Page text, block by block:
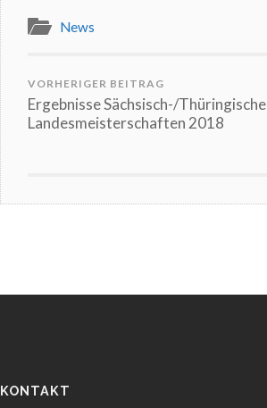
News
VORHERIGER BEITRAG
Ergebnisse Sächsisch-/Thüringische
Landesmeisterschaften 2018
KONTAKT